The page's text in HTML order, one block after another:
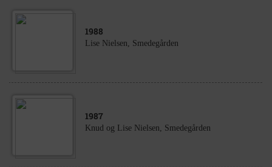
1988
Lise Nielsen, Smedegården
1987
Knud og Lise Nielsen, Smedegården